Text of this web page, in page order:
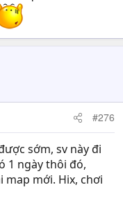
#276
sớm, sv này đi
1 ngày thôi đó,
map mới. Hix, chơi